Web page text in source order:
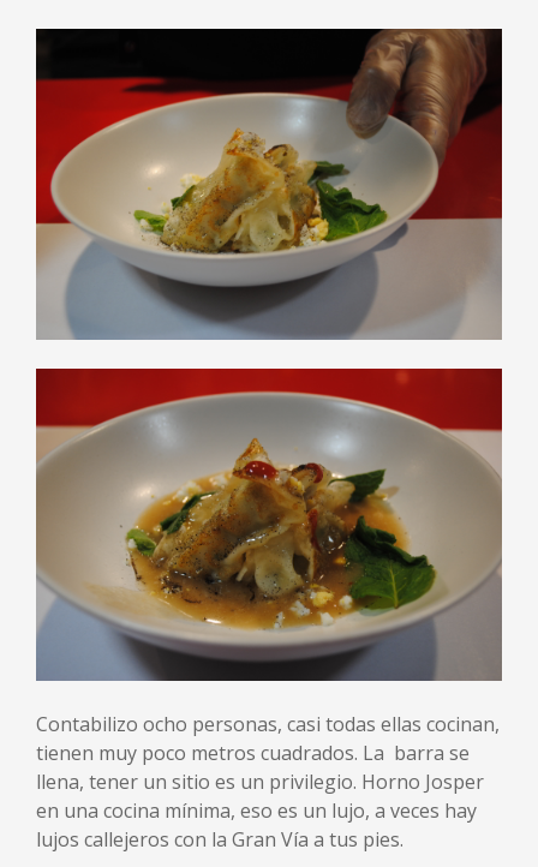
Contabilizo ocho personas, casi todas ellas cocinan,
tienen muy poco metros cuadrados. La barra se
llena, tener un sitio es un privilegio. Horno Josper
en una cocina mínima, eso es un lujo, a veces hay
lujos callejeros con la Gran Vía a tus pies.